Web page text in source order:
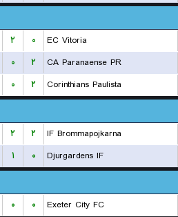
۲ ۰
EC Vitoria
۰ ۲
CA Paranaense PR
۰ ۲
Corinthians Paulista
۲ ۲
IF Brommapojkarna
۱ ۰
Djurgardens IF
۰ ۰
Exeter City FC